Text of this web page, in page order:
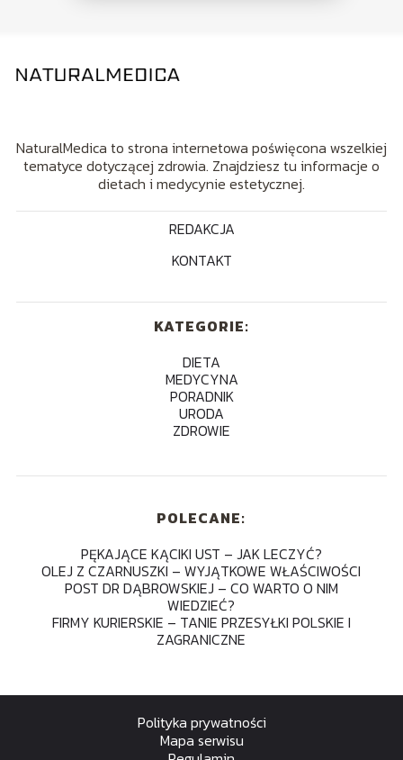
NaturalMedica to strona internetowa poświęcona wszelkiej
tematyce dotyczącej zdrowia. Znajdziesz tu informacje o
dietach i medycynie estetycznej.
REDAKCJA
KONTAKT
KATEGORIE:
DIETA
MEDYCYNA
PORADNIK
URODA
ZDROWIE
POLECANE:
PĘKAJĄCE KĄCIKI UST – JAK LECZYĆ?
OLEJ Z CZARNUSZKI – WYJĄTKOWE WŁAŚCIWOŚCI
POST DR DĄBROWSKIEJ – CO WARTO O NIM
WIEDZIEĆ?
FIRMY KURIERSKIE – TANIE PRZESYŁKI POLSKIE I
ZAGRANICZNE
Polityka prywatności
Mapa serwisu